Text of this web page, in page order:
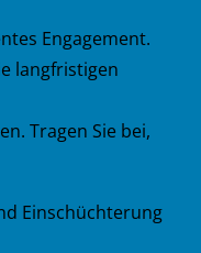
Engagement.
langfristigen
Tragen Sie bei,
Einschüchterung